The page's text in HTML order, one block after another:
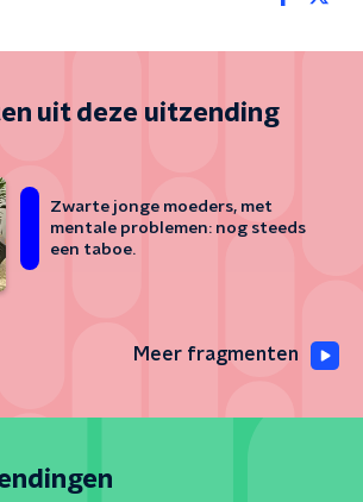
uit deze uitzending
Zwarte jonge moeders, met
mentale problemen: nog steeds
een taboe.
Meer fragmenten